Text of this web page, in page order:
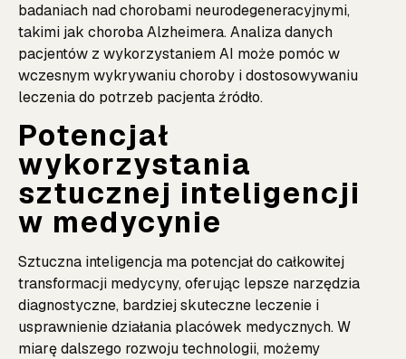
badaniach nad chorobami neurodegeneracyjnymi,
takimi jak choroba Alzheimera. Analiza danych
pacjentów z wykorzystaniem AI może pomóc w
wczesnym wykrywaniu choroby i dostosowywaniu
leczenia do potrzeb pacjentaźródło.
Potencjał
wykorzystania
sztucznej inteligencji
w medycynie
Sztuczna inteligencja ma potencjał do całkowitej
transformacji medycyny, oferując lepsze narzędzia
diagnostyczne, bardziej skuteczne leczenie i
usprawnienie działania placówek medycznych. W
miarę dalszego rozwoju technologii, możemy